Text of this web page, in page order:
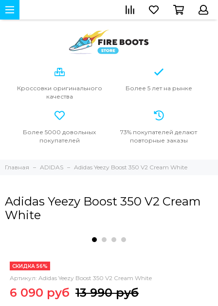
Кроссовки оригинального
качества
Более 5 летна рынке
Более 5000 довольных
покупателей
73% покупателей делают
повторные заказы
Главная ADIDAS Adidas Yeezy Boost 350 V2 Cream White
Adidas Yeezy Boost 350 V2 Cream
White
СКИДКА 56%
Артикул: Adidas Yeezy Boost 350 V2 Cream White
6 090 руб 13 990 руб